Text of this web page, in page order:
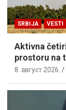
SRBIJA VESTI
Aktivna
prostoru na
8. август 2026.